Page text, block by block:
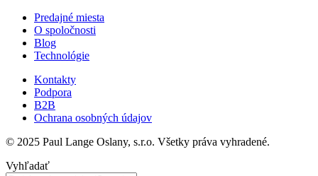
Predajné miesta
O spoločnosti
Blog
Technológie
Kontakty
Podpora
B2B
Ochrana osobných údajov
© 2025 Paul Lange Oslany, s.r.o. Všetky práva vyhradené.
Vyhľadať